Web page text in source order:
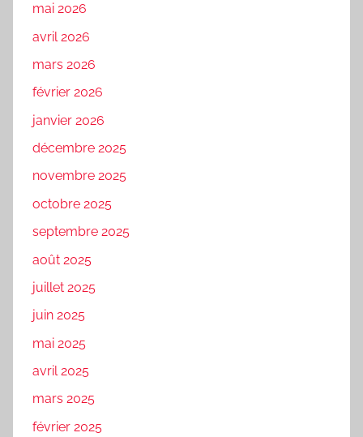
mai 2026
avril 2026
mars 2026
février 2026
janvier 2026
décembre 2025
novembre 2025
octobre 2025
septembre 2025
août 2025
juillet 2025
juin 2025
mai 2025
avril 2025
mars 2025
février 2025